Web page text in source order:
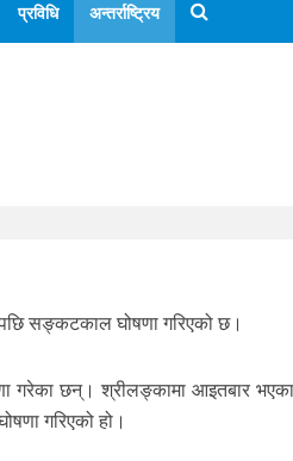
प्रविधि अन्तर्राष्ट्रिय
सङ्कटकाल घोषणा गरिएको छ।
गरेका छन्। श्रीलङ्कामा आइतबार
गरिएको हो।